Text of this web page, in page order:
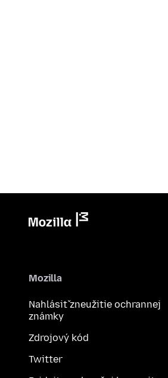
Mozilla
Nahlásiť zneužitie ochrannej
známky
Zdrojový kód
Twitter